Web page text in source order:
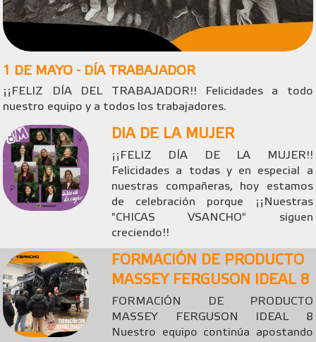
1 DE MAYO - DÍA TRABAJADOR
¡¡FELIZ DÍA DEL TRABAJADOR!! Felicidades a todo
nuestro equipo y a todos los trabajadores.
DIA DE LA MUJER
¡¡FELIZ DÍA DE LA MUJER!!
Felicidades a todas y en especial a
nuestras compañeras, hoy estamos
de celebración porque ¡¡Nuestras
"CHICAS VSANCHO" siguen
creciendo!!
FORMACIÓN DE PRODUCTO
MASSEY FERGUSON IDEAL 8
FORMACIÓN DE PRODUCTO
MASSEY FERGUSON IDEAL 8
Nuestro equipo continúa apostando